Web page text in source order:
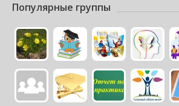
Популярные группы